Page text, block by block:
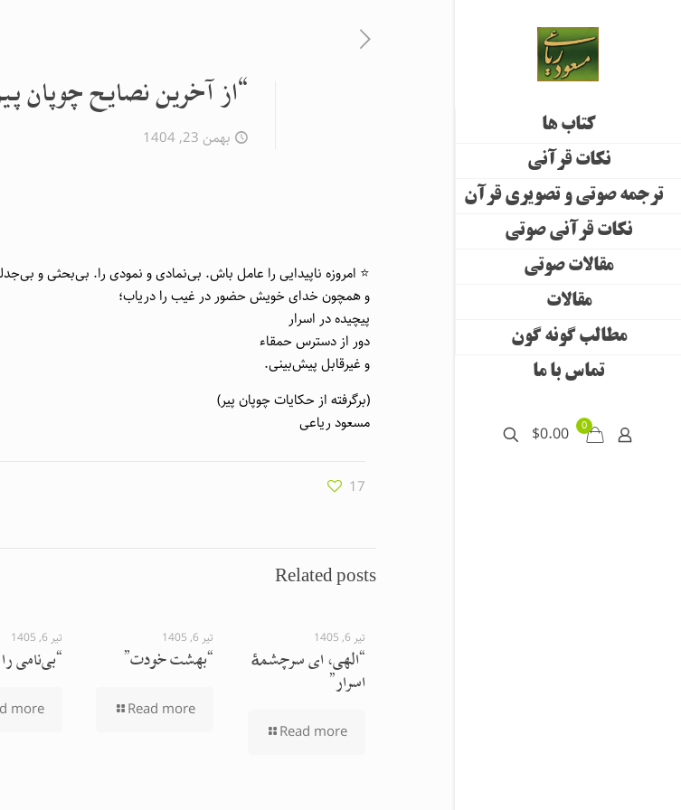
کتاب ها
نکات قرآنی
ترجمه صوتی و تصویری قرآن
نکات قرآنی صوتی
مقالات صوتی
مقالات
مطالب گونه گون
تماس با ما
0
$0.00
“از آخرین نصایح چوپان
بهمن 23, 1404
⭐️ امروزه ناپیدایی را عامل باش. بی‌نمادی و نمودی را. بی‌بحثی و
و همچون خدای خویش حضور در غیب را دریاب؛
پیچیده در اسرار
دور از دسترس حمقاء
و غیرقابل پیش‌بینی.
(برگرفته از حکایات چوپان پیر)
مسعود ریاعی
17
Related posts
تیر 6, 1405
“الهی، ای سرچشمهٔ
اسرار”
Read more
تیر 6, 1405
“بهشت خودت”
Read more
تیر 6, 1405
“بی‌نامی
more